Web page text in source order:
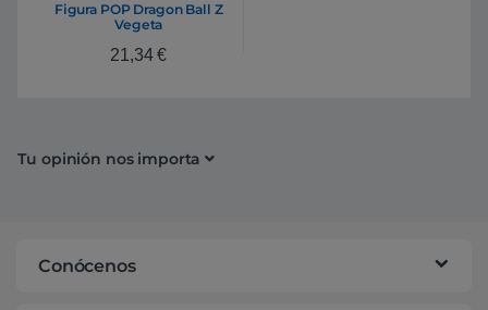
Figura POP Dragon Ball Z
Vegeta
21,34€
Tu opinión nos importa
Conócenos